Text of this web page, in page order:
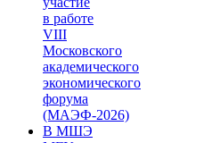
в работе
VIII
Московского
академического
экономического
форума
(МАЭФ-2026)
В МШЭ